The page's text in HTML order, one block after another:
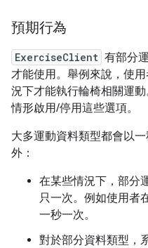
預期行為
ExerciseClient 有部分
才能使用。舉例來說，使
況下才能執行輪椅相關運
情形啟用/停用這些選項。
大多運動資料類型都會以
外：
在某些情況下，部分
只一次。例如使用者
一秒一次。
對於部分資料類型，